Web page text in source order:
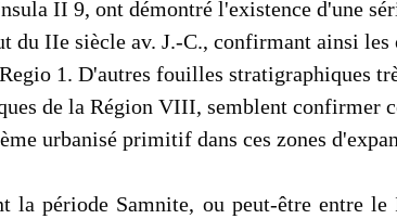
II 9, ont démontré l'existence d'une
du IIe siècle av. J.-C., confirmant ainsi les
1. D'autres fouilles stratigraphiques
de la Région VIII, semblent
urbanisé primitif dans ces zones
la période Samnite, ou peut-être entre